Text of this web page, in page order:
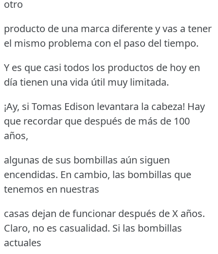
otro
producto de una marca diferente y vas a tener
el mismo problema con el paso del tiempo.
Y es que casi todos los productos de hoy en
día tienen una vida útil muy limitada.
¡Ay, si Tomas Edison levantara la cabeza! Hay
que recordar que después de más de 100
años,
algunas de sus bombillas aún siguen
encendidas. En cambio, las bombillas que
tenemos en nuestras
casas dejan de funcionar después de X años.
Claro, no es casualidad. Si las bombillas
actuales